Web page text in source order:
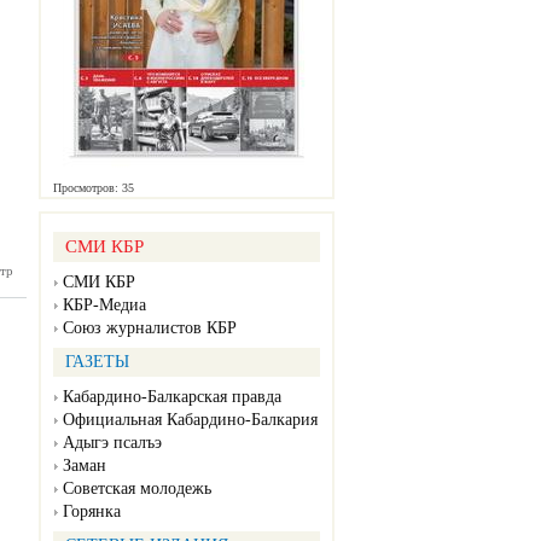
Просмотров: 35
СМИ КБР
СМИ КБР
КБР-Медиа
Союз журналистов КБР
ГАЗЕТЫ
Кабардино-Балкарская правда
Официальная Кабардино-Балкария
Адыгэ псалъэ
Заман
Советская молодежь
Горянка
№48